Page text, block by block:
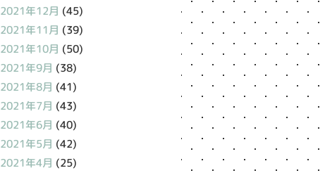
2021年12月 (45)
2021年11月 (39)
2021年10月 (50)
2021年9月 (38)
2021年8月 (41)
2021年7月 (43)
2021年6月 (40)
2021年5月 (42)
2021年4月 (25)